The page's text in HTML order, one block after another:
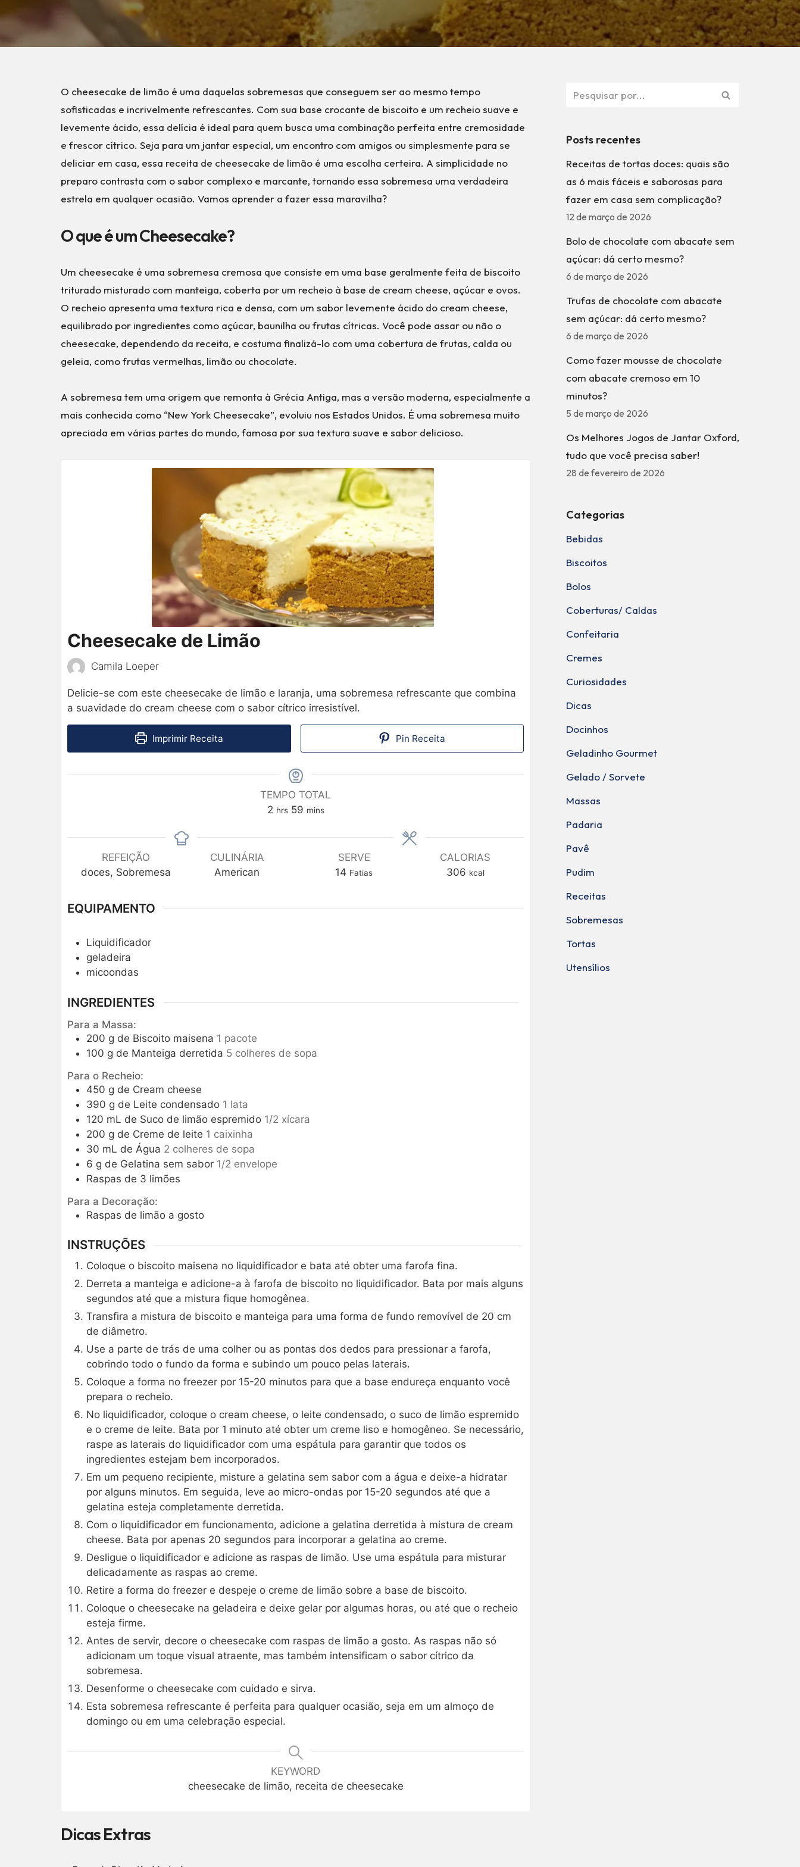
O cheesecake de limão é uma daquelas sobremesas que conseguem ser ao mesmo tempo
sofisticadas e incrivelmente refrescantes. Com sua base crocante de biscoito e um recheio suave e
levemente ácido, essa delícia é ideal para quem busca uma combinação perfeita entre cremosidade
e frescor cítrico. Seja para um jantar especial, um encontro com amigos ou simplesmente para se
deliciar em casa, essa receita de cheesecake de limão é uma escolha certeira. A simplicidade no
preparo contrasta com o sabor complexo e marcante, tornando essa sobremesa uma verdadeira
estrela em qualquer ocasião. Vamos aprender a fazer essa maravilha?
O que é um Cheesecake?
Um cheesecake é uma sobremesa cremosa que consiste em uma base geralmente feita de biscoito
triturado misturado com manteiga, coberta por um recheio à base de cream cheese, açúcar e ovos.
O recheio apresenta uma textura rica e densa, com um sabor levemente ácido do cream cheese,
equilibrado por ingredientes como açúcar, baunilha ou frutas cítricas. Você pode assar ou não o
cheesecake, dependendo da receita, e costuma finalizá-lo com uma cobertura de frutas, calda ou
geleia, como frutas vermelhas, limão ou chocolate.
A sobremesa tem uma origem que remonta à Grécia Antiga, mas a versão moderna, especialmente a
mais conhecida como “New York Cheesecake”, evoluiu nos Estados Unidos. É uma sobremesa muito
apreciada em várias partes do mundo, famosa por sua textura suave e sabor delicioso.
Cheesecake de Limão
Camila Loeper
Delicie-se com este cheesecake de limão e laranja, uma sobremesa refrescante que combina
a suavidade do cream cheese com o sabor cítrico irresistível.
Imprimir Receita Pin Receita
TEMPO TOTAL
2 hrs 59 mins
REFEIÇÃO
doces, Sobremesa
CULINÁRIA
American
SERVE
14 Fatias
CALORIAS
306 kcal
EQUIPAMENTO
Liquidificador
geladeira
micoondas
INGREDIENTES
Para a Massa:
200 g de Biscoito maisena 1 pacote
100 g de Manteiga derretida 5 colheres de sopa
Para o Recheio:
450 g de Cream cheese
390 g de Leite condensado 1 lata
120 mL de Suco de limão espremido 1/2 xícara
200 g de Creme de leite 1 caixinha
30 mL de Água 2 colheres de sopa
6 g de Gelatina sem sabor 1/2 envelope
Raspas de 3 limões
Para a Decoração:
Raspas de limão a gosto
INSTRUÇÕES
Coloque o biscoito maisena no liquidificador e bata até obter uma farofa fina.
Derreta a manteiga e adicione-a à farofa de biscoito no liquidificador. Bata por mais alguns
segundos até que a mistura fique homogênea.
Transfira a mistura de biscoito e manteiga para uma forma de fundo removível de 20 cm
de diâmetro.
Use a parte de trás de uma colher ou as pontas dos dedos para pressionar a farofa,
cobrindo todo o fundo da forma e subindo um pouco pelas laterais.
Coloque a forma no freezer por 15-20 minutos para que a base endureça enquanto você
prepara o recheio.
No liquidificador, coloque o cream cheese, o leite condensado, o suco de limão espremido
e o creme de leite. Bata por 1 minuto até obter um creme liso e homogêneo. Se necessário,
raspe as laterais do liquidificador com uma espátula para garantir que todos os
ingredientes estejam bem incorporados.
Em um pequeno recipiente, misture a gelatina sem sabor com a água e deixe-a hidratar
por alguns minutos. Em seguida, leve ao micro-ondas por 15-20 segundos até que a
gelatina esteja completamente derretida.
Com o liquidificador em funcionamento, adicione a gelatina derretida à mistura de cream
cheese. Bata por apenas 20 segundos para incorporar a gelatina ao creme.
Desligue o liquidificador e adicione as raspas de limão. Use uma espátula para misturar
delicadamente as raspas ao creme.
Retire a forma do freezer e despeje o creme de limão sobre a base de biscoito.
Coloque o cheesecake na geladeira e deixe gelar por algumas horas, ou até que o recheio
esteja firme.
Antes de servir, decore o cheesecake com raspas de limão a gosto. As raspas não só
adicionam um toque visual atraente, mas também intensificam o sabor cítrico da
sobremesa.
Desenforme o cheesecake com cuidado e sirva.
Esta sobremesa refrescante é perfeita para qualquer ocasião, seja em um almoço de
domingo ou em uma celebração especial.
KEYWORD
cheesecake de limão, receita de cheesecake
Dicas Extras
Posts recentes
Receitas de tortas doces: quais são
as 6 mais fáceis e saborosas para
fazer em casa sem complicação?
12 de março de 2026
Bolo de chocolate com abacate sem
açúcar: dá certo mesmo?
6 de março de 2026
Trufas de chocolate com abacate
sem açúcar: dá certo mesmo?
6 de março de 2026
Como fazer mousse de chocolate
com abacate cremoso em 10
minutos?
5 de março de 2026
Os Melhores Jogos de Jantar Oxford,
tudo que você precisa saber!
28 de fevereiro de 2026
Categorias
Bebidas
Biscoitos
Bolos
Coberturas/ Caldas
Confeitaria
Cremes
Curiosidades
Dicas
Docinhos
Geladinho Gourmet
Gelado / Sorvete
Massas
Padaria
Pavê
Pudim
Receitas
Sobremesas
Tortas
Utensílios